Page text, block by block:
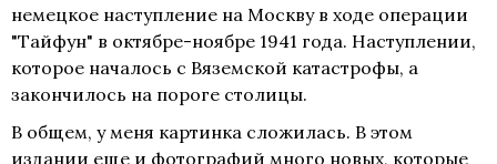
немецкое наступление на Москву в ходе операции
"Тайфун" в октябре-ноябре 1941 года. Наступлении,
которое началось с Вяземской катастрофы, а
закончилось на пороге столицы.
В общем, у меня картинка сложилась. В этом
издании еще и фотографий много новых, которые